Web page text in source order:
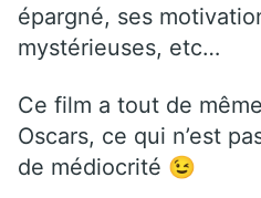
épargné, ses
mystérieuses, etc…
Ce film a tout de
Oscars, ce qui n’est
de médiocrité 😉